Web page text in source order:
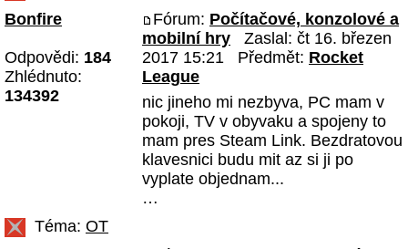
Bonfire
Odpovědi: 184
Zhlédnuto:
134392
Fórum: Počítačové, konzolové a
mobilní hry Zaslal: čt 16. březen
2017 15:21 Předmět: Rocket
League
nic jineho mi nezbyva, PC mam v
pokoji, TV v obyvaku a spojeny to
mam pres Steam Link. Bezdratovou
klavesnici budu mit az si ji po
vyplate objednam...
…
Téma: OT